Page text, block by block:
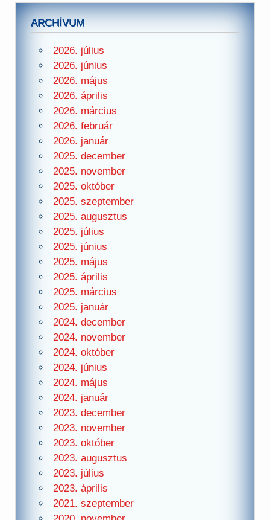
ARCHÍVUM
2026. július
2026. június
2026. május
2026. április
2026. március
2026. február
2026. január
2025. december
2025. november
2025. október
2025. szeptember
2025. augusztus
2025. július
2025. június
2025. május
2025. április
2025. március
2025. január
2024. december
2024. november
2024. október
2024. június
2024. május
2024. január
2023. december
2023. november
2023. október
2023. augusztus
2023. július
2023. április
2021. szeptember